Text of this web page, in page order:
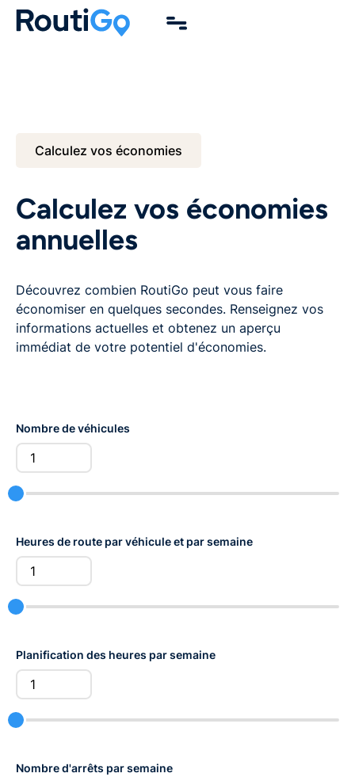
Calculez vos économies
Calculez vos économies
annuelles
Découvrez combien RoutiGo peut vous faire
économiser en quelques secondes. Renseignez vos
informations actuelles et obtenez un aperçu
immédiat de votre potentiel d'économies.
Nombre de véhicules
Heures de route par véhicule et par semaine
Planification des heures par semaine
Nombre d'arrêts par semaine